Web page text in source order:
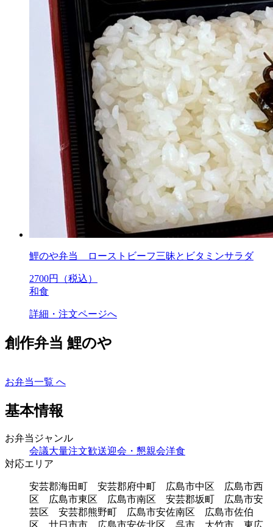
鯉のや弁当 ローストビーフ三昧とビタミンサラダ
2700円（税込）
和食
詳細・注文ページへ
創作弁当 鯉のや
お弁当一覧 へ
基本情報
お弁当ジャンル
会議大量注文歓送迎会・懇親会洋食
対応エリア
安芸郡海田町 安芸郡府中町 広島市中区 広島市西
区 広島市東区 広島市南区 安芸郡坂町 広島市安
芸区 安芸郡熊野町 広島市安佐南区 広島市佐伯